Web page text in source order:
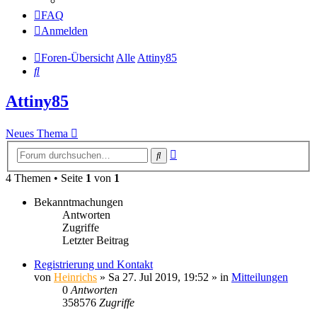
FAQ
Anmelden
Foren-ÜbersichtAlleAttiny85
Suche
Attiny85
Neues Thema
Suche
4 Themen • Seite 1 von 1
Bekanntmachungen
Antworten
Zugriffe
Letzter Beitrag
Registrierung und Kontakt
von Heinrichs » Sa 27. Jul 2019, 19:52 » in Mitteilungen
0 Antworten
358576 Zugriffe